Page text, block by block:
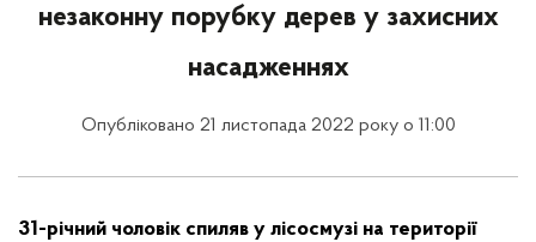
незаконну порубку дерев у захисних
насадженнях
Опубліковано 21 листопада 2022 року о 11:00
31-річний чоловік спиляв у лісосмузі на території